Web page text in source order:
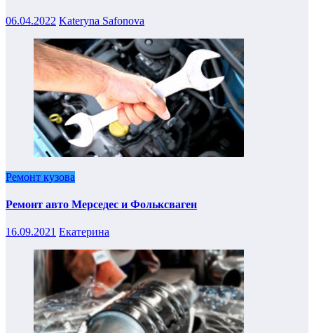
06.04.2022 Kateryna Safonova
Ремонт кузова
Ремонт авто Мерседес и Фольксваген
16.09.2021 Екатерина